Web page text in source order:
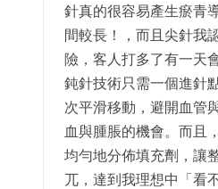
針真的很容易產生瘀青
間較長！，而且尖針我
險，客人打多了有一天
鈍針技術只需一個進針
次平滑移動，避開血管
血與腫脹的機會。而且
均勻地分佈填充劑，讓
兀，達到我理想中「看